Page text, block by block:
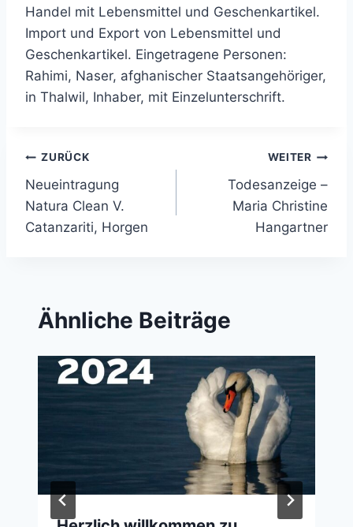
Handel mit Lebensmittel und Geschenkartikel.
Import und Export von Lebensmittel und
Geschenkartikel. Eingetragene Personen:
Rahimi, Naser, afghanischer Staatsangehöriger,
in Thalwil, Inhaber, mit Einzelunterschrift.
Beitragsnavigation
ZURÜCK
Neueintragung
Natura Clean V.
Catanzariti, Horgen
WEITER
Todesanzeige –
Maria Christine
Hangartner
Ähnliche Beiträge